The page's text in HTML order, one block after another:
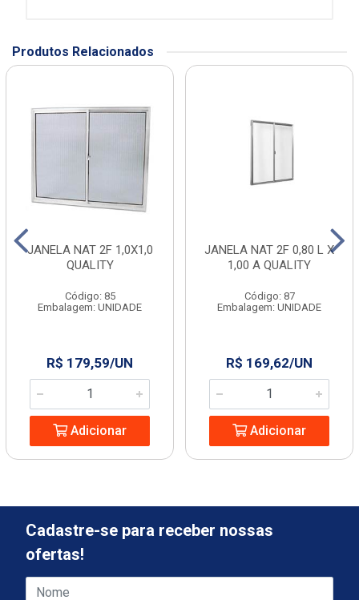
Produtos Relacionados
JANELA NAT 2F 1,0X1,0
QUALITY
Código: 85
Embalagem: UNIDADE
R$ 179,59/UN
Adicionar
JANELA NAT 2F 0,80 L X
1,00 A QUALITY
Código: 87
Embalagem: UNIDADE
R$ 169,62/UN
Adicionar
Cadastre-se para receber nossas
ofertas!